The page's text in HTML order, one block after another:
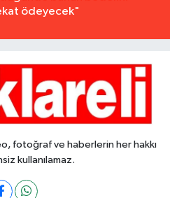
ödeyecek"
fotoğraf ve haberlerin her hakkı
kullanılamaz.